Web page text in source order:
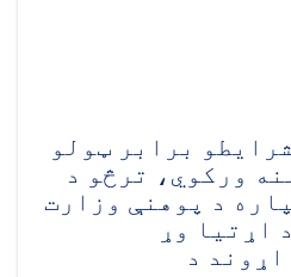
برابر ټولو
ورکوي، ترڅو د
لپاره د پوهنې وزارت
اړتیا وړ
د